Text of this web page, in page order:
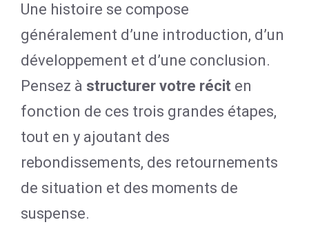
Une histoire se compose
généralement d’une introduction, d’un
développement et d’une conclusion.
Pensez à structurer votre récit en
fonction de ces trois grandes étapes,
tout en y ajoutant des
rebondissements, des retournements
de situation et des moments de
suspense.